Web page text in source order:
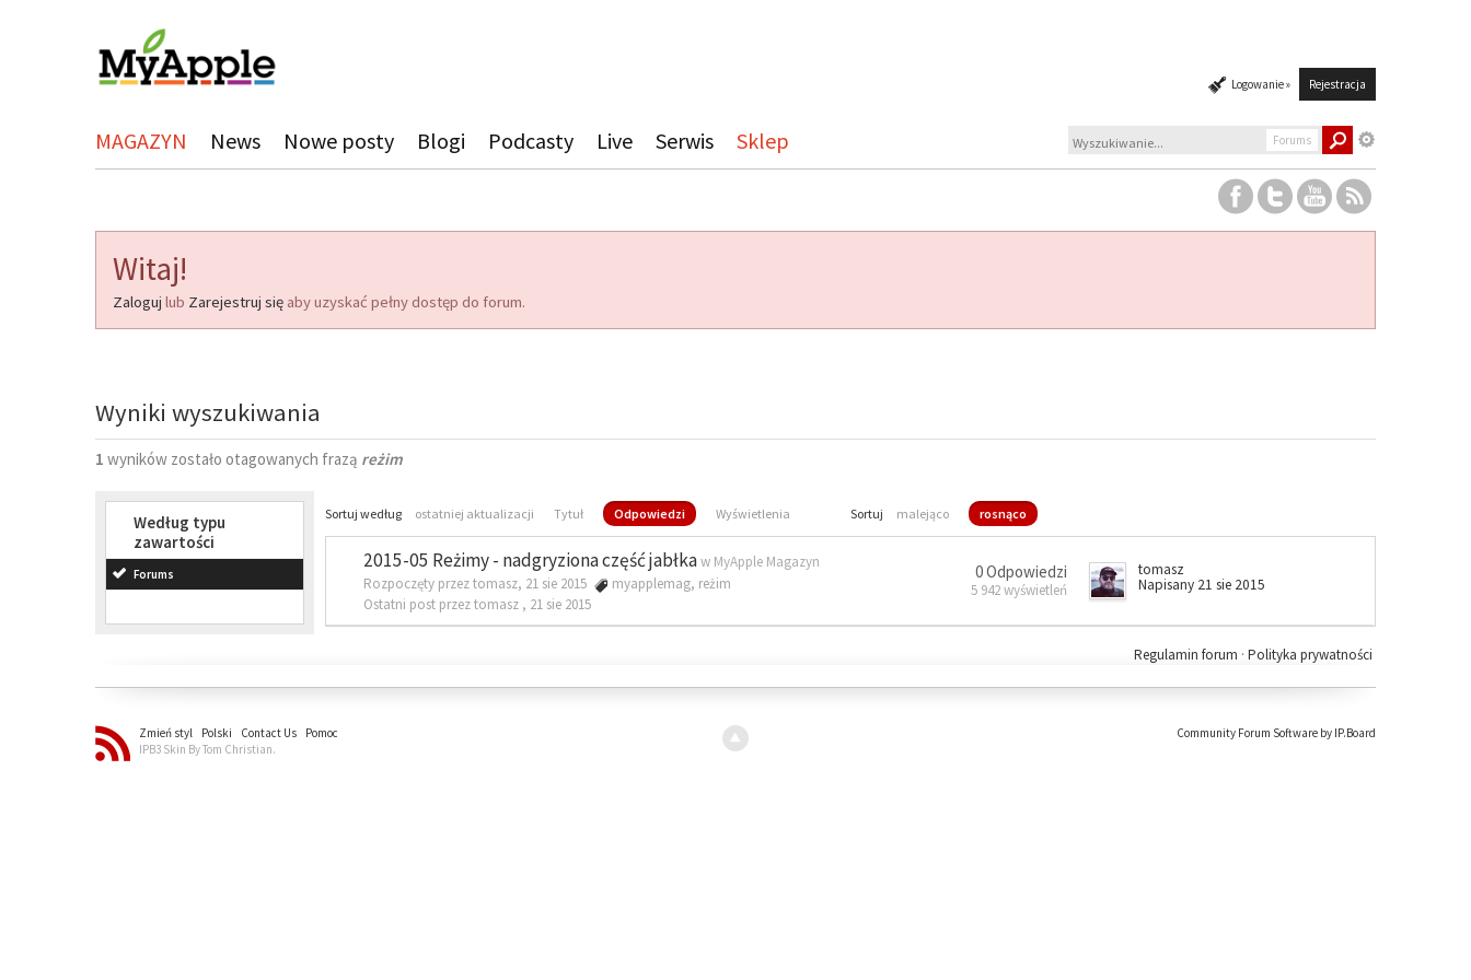
Logowanie » Rejestracja
MAGAZYN News Nowe posty Blogi Podcasty Live Serwis Sklep Forums
Witaj!
Zaloguj lub Zarejestruj się aby uzyskać pełny dostęp do forum.
Wyniki wyszukiwania
1 wyników zostało otagowanych frazą reżim
Według typu
zawartości
Forums
Sortuj według ostatniej aktualizacji Tytuł Odpowiedzi Wyświetlenia Sortuj malejąco rosnąco
2015-05 Reżimy - nadgryziona część jabłkaw MyApple Magazyn
Rozpoczęty przez tomasz, 21 sie 2015
myapplemag, reżim
Ostatni post przez tomasz , 21 sie 2015
0 Odpowiedzi
5 942 wyświetleń
tomasz
Napisany 21 sie 2015
Polityka prywatności
Regulamin forum ·
Zmień styl Polski Contact Us
Pomoc
IPB3 Skin By Tom Christian.
Community Forum Software by IP.Board